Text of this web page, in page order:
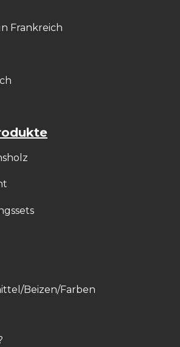
Frankreich
Beizen/Farben